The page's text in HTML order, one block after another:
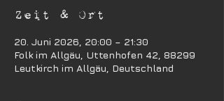
Zeit & Ort
20. Juni 2026, 20:00 – 21:30
Folk im Allgäu, Uttenhofen 42, 88299
Leutkirch im Allgäu, Deutschland